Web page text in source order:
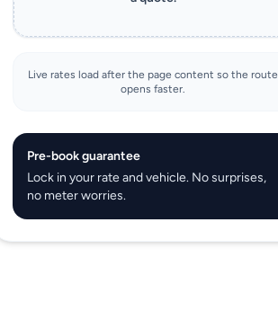
Live rates load after the page content so the route
opens faster.
Pre-book guarantee
Lock in your rate and vehicle. No surprises,
no meter worries.